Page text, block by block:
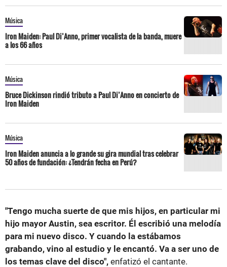
Música
Iron Maiden: Paul Di’Anno, primer vocalista de la banda, muere
a los 66 años
Música
Bruce Dickinson rindió tributo a Paul Di’Anno en concierto de
Iron Maiden
Música
Iron Maiden anuncia a lo grande su gira mundial tras celebrar
50 años de fundación: ¿Tendrán fecha en Perú?
"Tengo mucha suerte de que mis hijos, en particular mi
hijo mayor Austin, sea escritor. Él escribió una melodía
para mi nuevo disco. Y cuando la estábamos
grabando, vino al estudio y le encantó. Va a ser uno de
los temas clave del disco", enfatizó el cantante.